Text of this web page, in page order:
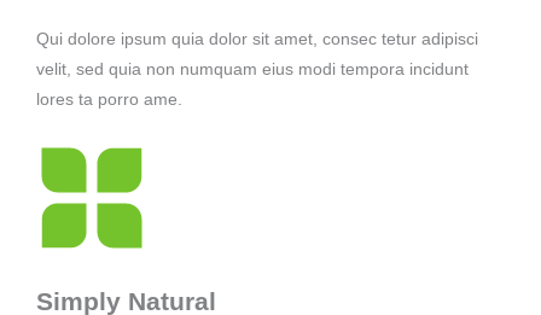
Qui dolore ipsum quia dolor sit amet, consec tetur adipisci
velit, sed quia non numquam eius modi tempora incidunt
lores ta porro ame.
Simply Natural